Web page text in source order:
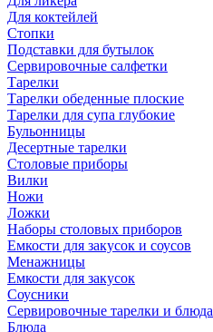
Для коктейлей
Стопки
Подставки для бутылок
Сервировочные салфетки
Тарелки
Тарелки обеденные плоские
Тарелки для супа глубокие
Бульонницы
Десертные тарелки
Столовые приборы
Вилки
Ножи
Ложки
Наборы столовых приборов
Емкости для закусок и соусов
Менажницы
Емкости для закусок
Соусники
Сервировочные тарелки и блюда
Блюда